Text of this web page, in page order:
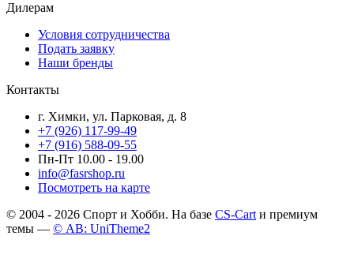
Дилерам
Условия сотрудничества
Подать заявку
Наши бренды
Контакты
г. Химки, ул. Парковая, д. 8
+7 (926) 117-99-49
+7 (916) 588-09-55
Пн-Пт 10.00 - 19.00
info@fasrshop.ru
Посмотреть на карте
© 2004 - 2026 Спорт и Хобби. На базе CS-Cart и премиум
темы — © AB: UniTheme2